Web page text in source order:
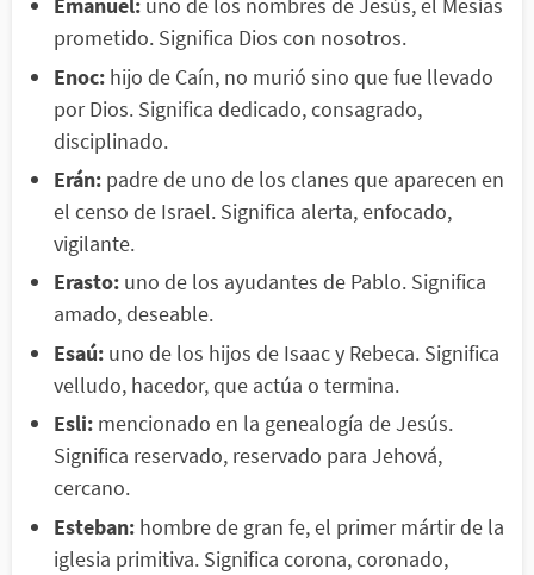
Emanuel: uno de los nombres de Jesús, el Mesías
prometido. Significa Dios con nosotros.
Enoc: hijo de Caín, no murió sino que fue llevado
por Dios. Significa dedicado, consagrado,
disciplinado.
Erán: padre de uno de los clanes que aparecen en
el censo de Israel. Significa alerta, enfocado,
vigilante.
Erasto: uno de los ayudantes de Pablo. Significa
amado, deseable.
Esaú: uno de los hijos de Isaac y Rebeca. Significa
velludo, hacedor, que actúa o termina.
Esli: mencionado en la genealogía de Jesús.
Significa reservado, reservado para Jehová,
cercano.
Esteban: hombre de gran fe, el primer mártir de la
iglesia primitiva. Significa corona, coronado,